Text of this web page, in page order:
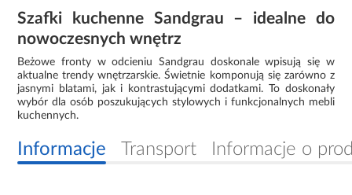
Szafki kuchenne Sandgrau – idealne do
nowoczesnych wnętrz
Beżowe fronty w odcieniu Sandgrau doskonale wpisują się w
aktualne trendy wnętrzarskie. Świetnie komponują się zarówno z
jasnymi blatami, jak i kontrastującymi dodatkami. To doskonały
wybór dla osób poszukujących stylowych i funkcjonalnych mebli
kuchennych.
Informacje Transport Informacje o